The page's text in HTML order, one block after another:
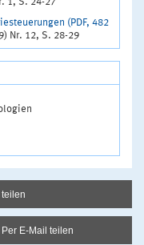
(PDF, 482
Nr. 12, S. 28-29
teilen
Per E-Mail teilen